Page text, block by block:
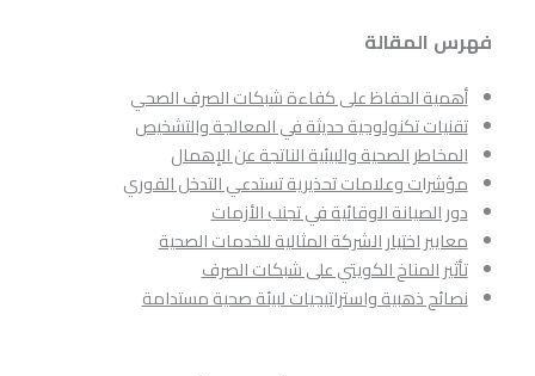
فهرس المقالة
أهمية الحفاظ على كفاءة شبكات الصرف الصحي
تقنيات تكنولوجية حديثة في المعالجة والتشخيص
المخاطر الصحية والبيئية الناتجة عن الإهمال
مؤشرات وعلامات تحذيرية تستدعي التدخل الفوري
دور الصيانة الوقائية في تجنب الأزمات
معايير اختيار الشركة المثالية للخدمات الصحية
تأثير المناخ الكويتي على شبكات الصرف
نصائح ذهبية واستراتيجيات لبيئة صحية مستدامة